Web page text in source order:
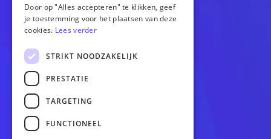
6546BB Nijmegen
OPTIES
Website
Webshop
Versnellen
Gratis homepagina
Door op "Alles accepteren" te klikken, geef
je toestemming voor het plaatsen van deze
cookies. Lees verder
STRIKT NOODZAKELIJK
PRESTATIE
TARGETING
FUNCTIONEEL